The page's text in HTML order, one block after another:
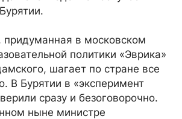
в московском
политики «Эврика»
шагает по стране все
В Бурятии в «эксперимент
сразу и безоговорочно.
ныне министре